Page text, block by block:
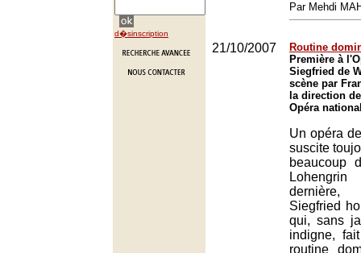
d�sinscription
Par Mehdi
21/10/2007
Routine
Première à
Siegfried de
scène par
la direction
Opéra
Un opéra
suscite
beaucoup
Siegfried
qui, sans
indigne,
routine